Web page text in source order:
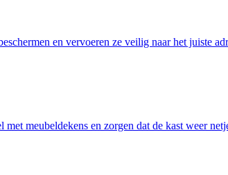
en vervoeren ze veilig naar het juiste
meubeldekens en zorgen dat de kast weer